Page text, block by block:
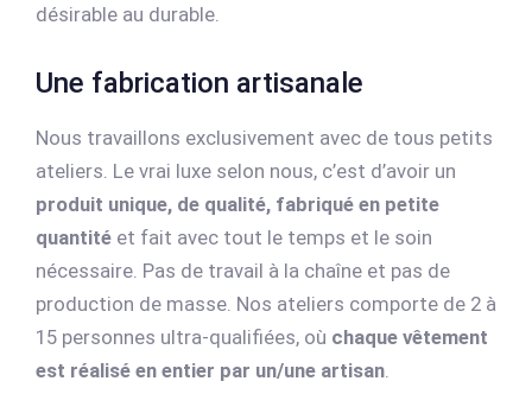
désirable au durable.
Une fabrication artisanale
Nous travaillons exclusivement avec de tous petits
ateliers. Le vrai luxe selon nous, c’est d’avoir un
produit unique, de qualité, fabriqué en petite
quantité et fait avec tout le temps et le soin
nécessaire. Pas de travail à la chaîne et pas de
production de masse. Nos ateliers comporte de 2 à
15 personnes ultra-qualifiées, où chaque vêtement
est réalisé en entier par un/une artisan.